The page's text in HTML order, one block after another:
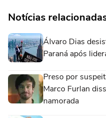
Notícias
Álvaro Dias
Paraná após
Preso por
Marco Furlan
namorada